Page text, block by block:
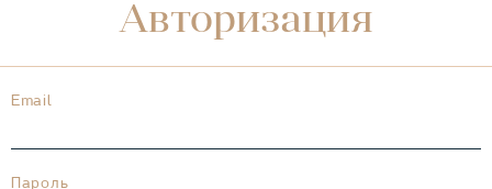
Авторизация
Email
Пароль